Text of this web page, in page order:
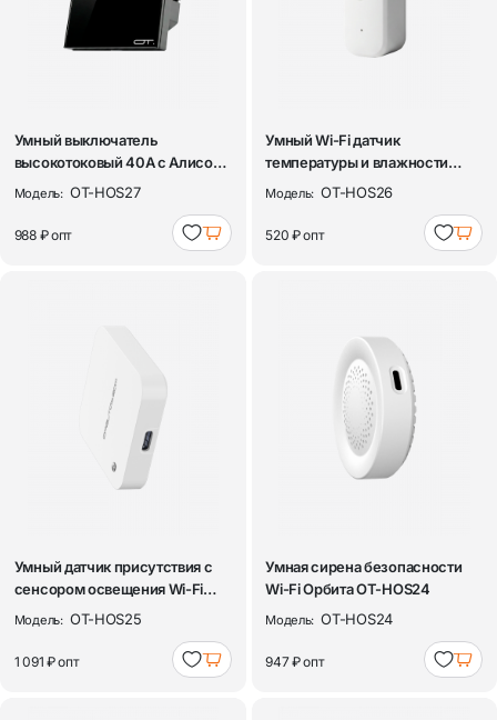
Умный выключатель
высокотоковый 40А с Алисой
одноклавишный W...
Модель: OT-HOS27
988 ₽опт
Умный Wi-Fi датчик
температуры и влажности
Орбита OT-HOS26
Модель: OT-HOS26
520 ₽опт
Умный датчик присутствия с
сенсором освещения Wi-Fi
Орбита O...
Модель: OT-HOS25
1 091 ₽опт
Умная сирена безопасности
Wi-Fi Орбита OT-HOS24
Модель: OT-HOS24
947 ₽опт